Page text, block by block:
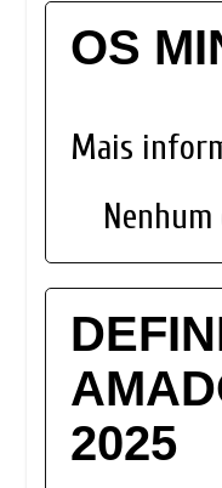
OS
Mais
2025